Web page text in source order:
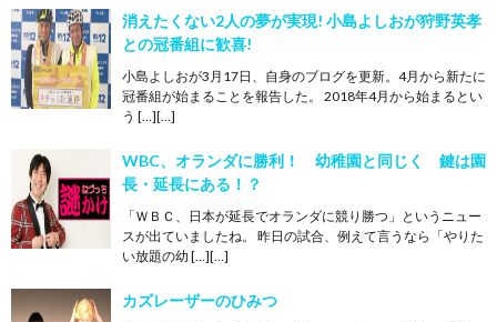
消えたくない2人の夢が実現! 小島よしおが狩野英孝
との冠番組に歓喜!
小島よしおが3月17日、自身のブログを更新。4月から新たに
冠番組が始まることを報告した。 2018年4月から始まるとい
う […][…]
WBC、オランダに勝利！ 幼稚園と同じく 鍵は園
長・延長にある！？
「ＷＢＣ、日本が延長でオランダに競り勝つ」というニュー
スが出ていましたね。 昨日の試合、例えて言うなら「やりた
い放題の幼 […][…]
カズレーザーのひみつ